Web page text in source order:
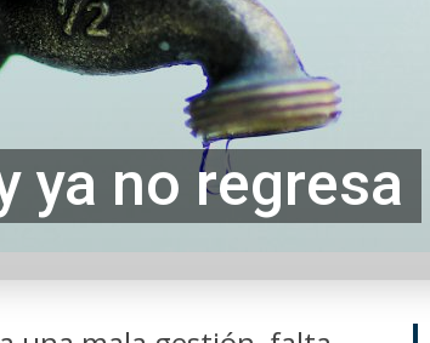
ya no regresa